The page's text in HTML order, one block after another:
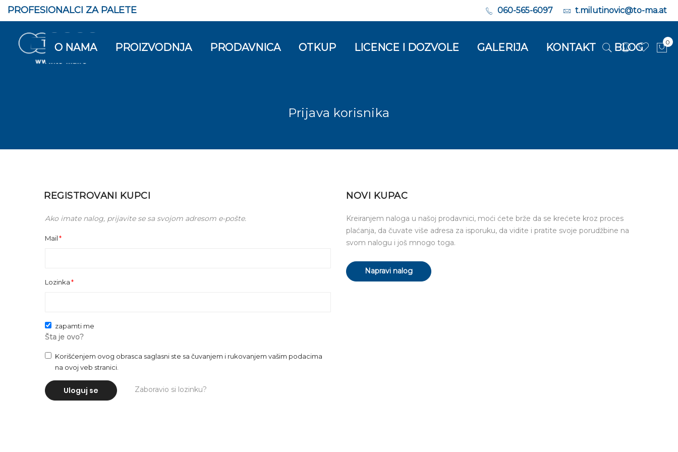
PROFESIONALCI ZA PALETE 060-565-6097 t.milutinovic@to-ma.at
O NAMA PROIZVODNJA PRODAVNICA OTKUP LICENCE I DOZVOLE GALERIJA KONTAKT BLOG 0
Prijava korisnika
REGISTROVANI KUPCI
Ako imate nalog, prijavite se sa svojom adresom e-pošte.
Mail
Lozinka
zapamti me
Šta je ovo?
Korišćenjem ovog obrasca saglasni ste sa čuvanjem i rukovanjem vašim podacima
na ovoj veb stranici.
Uloguj se Zaboravio si lozinku?
NOVI KUPAC
Kreiranjem naloga u našoj prodavnici, moći ćete brže da se krećete kroz proces
plaćanja, da čuvate više adresa za isporuku, da vidite i pratite svoje porudžbine na
svom nalogu i još mnogo toga.
Napravi nalog